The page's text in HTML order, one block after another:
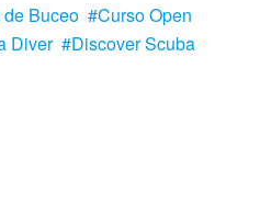
Buceo
Curso Open
Diver
Discover Scuba